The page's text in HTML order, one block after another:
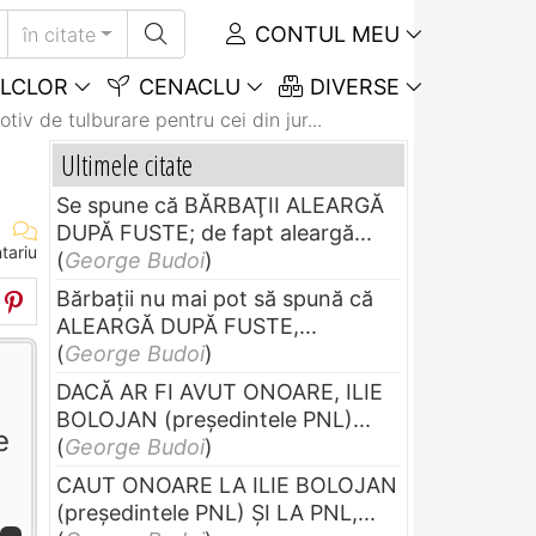
în citate CONTUL MEU
CENACLU DIVERSE
de tulburare pentru cei din jur...
Ultimele citate
Se spune că BĂRBAŢII ALEARGĂ
DUPĂ FUSTE; de fapt aleargă...
(George Budoi)
Bărbaţii nu mai pot să spună că
ALEARGĂ DUPĂ FUSTE,...
(George Budoi)
DACĂ AR FI AVUT ONOARE, ILIE
BOLOJAN (preşedintele PNL)...
(George Budoi)
CAUT ONOARE LA ILIE BOLOJAN
(preşedintele PNL) ŞI LA PNL,...